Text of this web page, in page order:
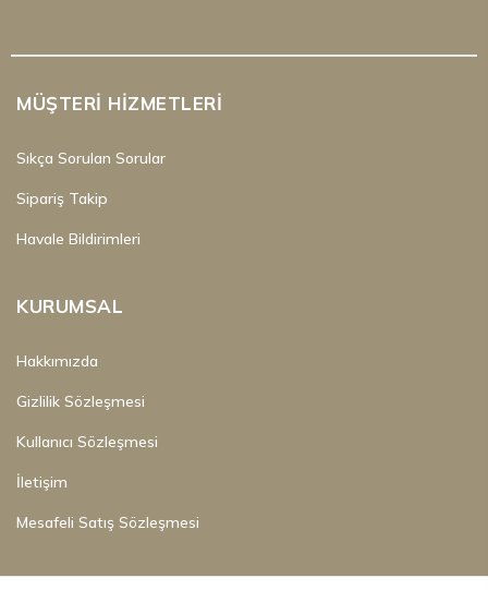
MÜŞTERI HIZMETLERI
Sıkça Sorulan Sorular
Sipariş Takip
Havale Bildirimleri
KURUMSAL
Hakkımızda
Gizlilik Sözleşmesi
Kullanıcı Sözleşmesi
İletişim
Mesafeli Satış Sözleşmesi